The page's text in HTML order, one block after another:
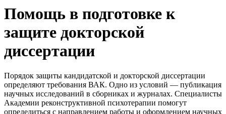
Помощь в подготовке к
защите докторской
диссертации
Порядок защиты кандидатской и докторской диссертации
определяют требования ВАК. Одно из условий — публикация
научных исследований в сборниках и журналах. Специалисты
Академии реконструктивной психотерапии помогут
определиться с направлением работы и оформлением научных